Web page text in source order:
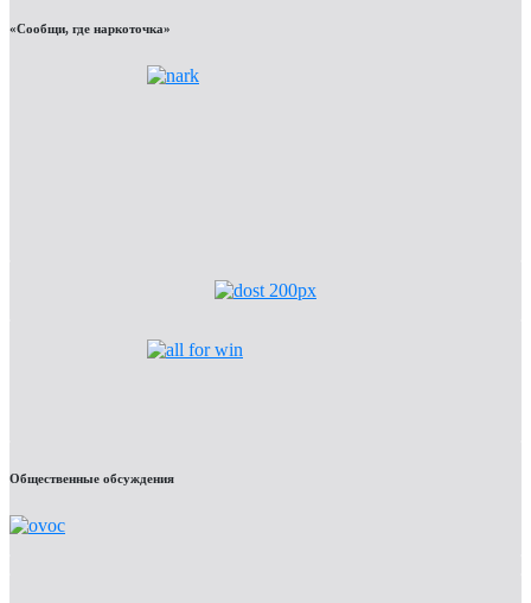
«Сообщи, где наркоточка»
Общественные обсуждения